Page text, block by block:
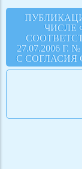
ЧИСЛЕ
27.07.2006
С СОГЛАСИЯ